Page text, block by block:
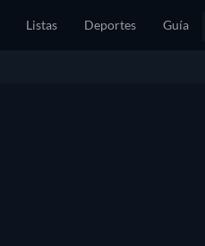
Listas Deportes Guía